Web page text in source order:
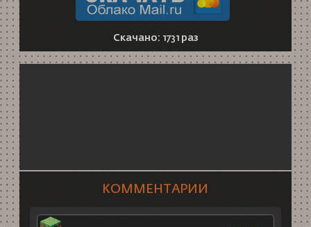
Скачано: 1731 раз
КОММЕНТАРИИ